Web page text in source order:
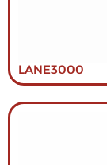
LANE3000